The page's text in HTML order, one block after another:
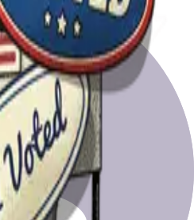
el día de las